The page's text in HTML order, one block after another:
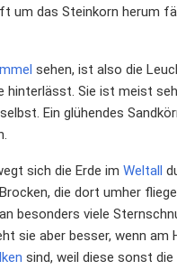
um das Steinkorn herum
sehen, ist also die
hinterlässt. Sie ist meist
Ein glühendes
sich die Erde im Weltall
die dort umher
besonders viele
sie aber besser, wenn am
sind, weil diese sonst